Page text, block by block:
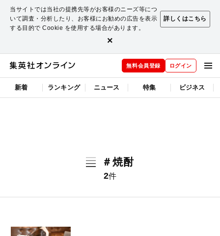
当サイトでは当社の提携先等がお客様のニーズ等につ
いて調査・分析したり、お客様にお勧めの広告を表示
する目的で Cookie を使用する場合があります。
詳しくはこちら
×
無料会員登録 ログイン
新着 ランキング ニュース 特集 ビジネス
＃焼酎
2件